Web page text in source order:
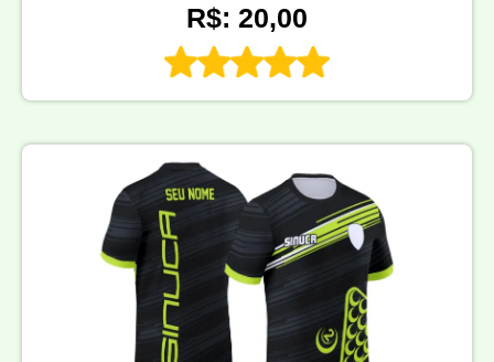
R$: 20,00